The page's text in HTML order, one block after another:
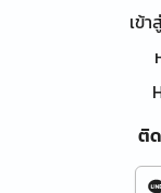
เข้
ติ